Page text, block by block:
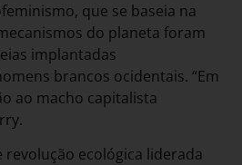
que se baseia na
do planeta foram
implantadas
brancos ocidentais. “Em
ao macho capitalista
revolução ecológica liderada